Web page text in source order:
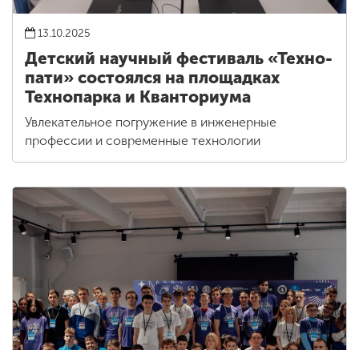
13.10.2025
Детский научный фестиваль «Техно-
пати» состоялся на площадках
Технопарка и Кванториума
Увлекательное погружение в инженерные
профессии и современные технологии